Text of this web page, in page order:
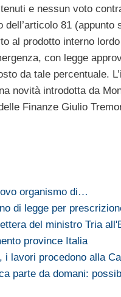
e nessun voto
81
al prodotto interno
con legge
da tale percentuale.
novità introdotta da
Finanze Giulio
organismo di…
di legge per
del ministro Tria
province Italia
i lavori procedono alla
parte da domani: